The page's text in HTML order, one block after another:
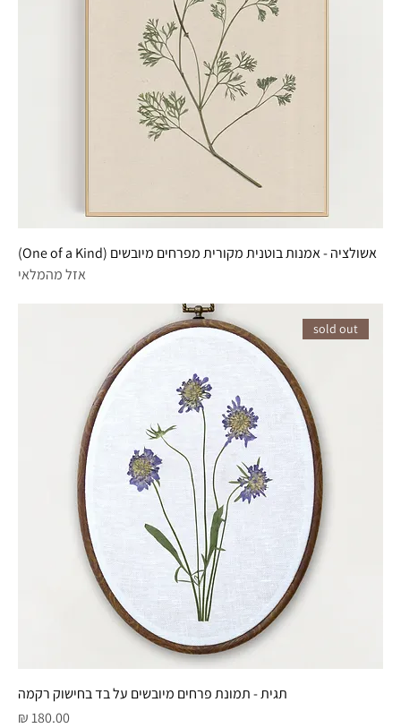
אשולציה - אמנות בוטנית מקורית מפרחים מיובשים (One of a Kind)
אזל מהמלאי
sold out
תגית - תמונת פרחים מיובשים על בד בחישוק רקמה
מחיר